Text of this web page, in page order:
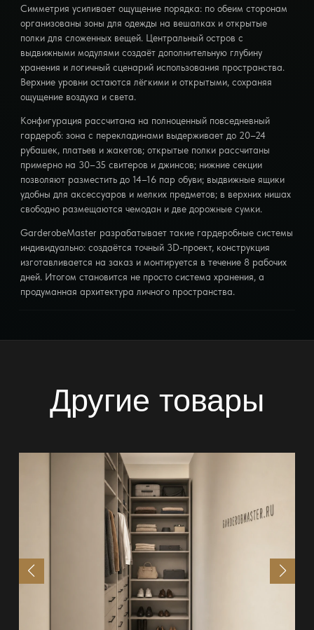
Симметрия усиливает ощущение порядка: по обеим сторонам
организованы зоны для одежды на вешалках и открытые
полки для сложенных вещей. Центральный остров с
выдвижными модулями создаёт дополнительную глубину
хранения и логичный сценарий использования пространства.
Верхние уровни остаются лёгкими и открытыми, сохраняя
ощущение воздуха и света.
Конфигурация рассчитана на полноценный повседневный
гардероб: зона с перекладинами выдерживает до 20–24
рубашек, платьев и жакетов; открытые полки рассчитаны
примерно на 30–35 свитеров и джинсов; нижние секции
позволяют разместить до 14–16 пар обуви; выдвижные ящики
удобны для аксессуаров и мелких предметов; в верхних нишах
свободно размещаются чемодан и две дорожные сумки.
GarderobeMaster разрабатывает такие гардеробные системы
индивидуально: создаётся точный 3D-проект, конструкция
изготавливается на заказ и монтируется в течение 8 рабочих
дней. Итогом становится не просто система хранения, а
продуманная архитектура личного пространства.
Другие товары